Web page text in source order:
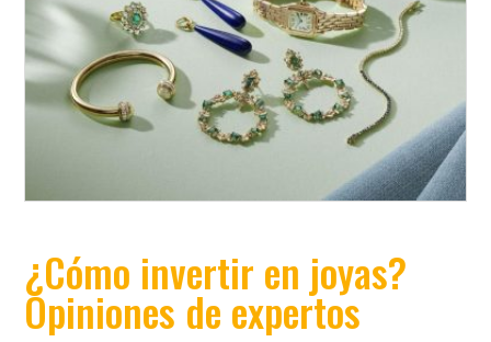
¿Cómo invertir en joyas?
Opiniones de expertos